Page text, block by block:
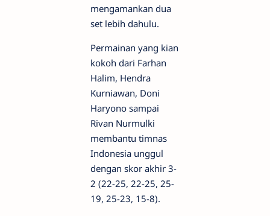
mengamankan dua
set lebih dahulu.
Permainan yang kian
kokoh dari Farhan
Halim, Hendra
Kurniawan, Doni
Haryono sampai
Rivan Nurmulki
membantu timnas
Indonesia unggul
dengan skor akhir 3-
2 (22-25, 22-25, 25-
19, 25-23, 15-8).